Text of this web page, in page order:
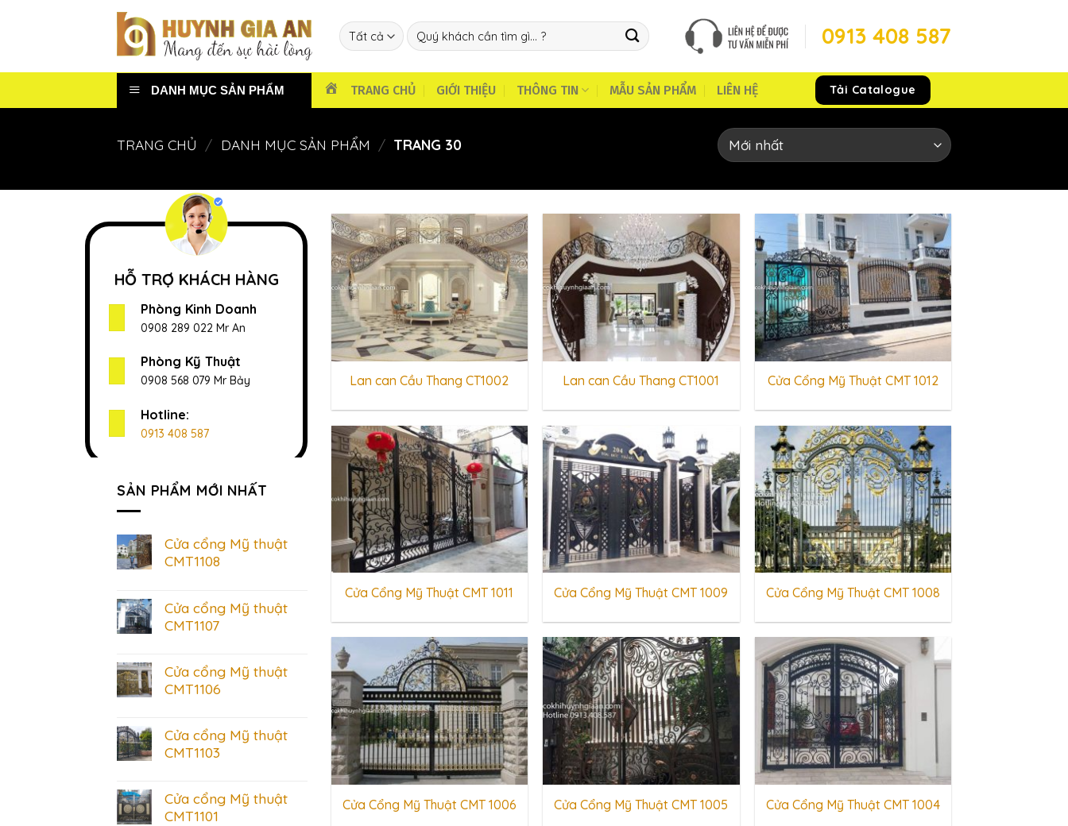
dung
Tìm
kiếm:
0913 408 587
DANH MỤC SẢN PHẨM TRANG CHỦ GIỚI THIỆU THÔNG TIN MẪU SẢN PHẨM LIÊN HỆ Tải Catalogue
TRANG CHỦ / DANH MỤC SẢN PHẨM / TRANG 30
HỖ TRỢ KHÁCH HÀNG
Phòng Kinh Doanh
0908 289 022 Mr An
Phòng Kỹ Thuật
0908 568 079 Mr Bảy
Hotline:
0913 408 587
SẢN PHẨM MỚI NHẤT
Cửa cổng Mỹ thuật
CMT1108
Cửa cổng Mỹ thuật
CMT1107
Cửa cổng Mỹ thuật
CMT1106
Cửa cổng Mỹ thuật
CMT1103
Cửa cổng Mỹ thuật
CMT1101
Lan can Cầu Thang CT1002 Lan can Cầu Thang CT1001 Cửa Cổng Mỹ Thuật CMT 1012
Cửa Cổng Mỹ Thuật CMT 1011 Cửa Cổng Mỹ Thuật CMT 1009 Cửa Cổng Mỹ Thuật CMT 1008
Cửa Cổng Mỹ Thuật CMT 1006 Cửa Cổng Mỹ Thuật CMT 1005 Cửa Cổng Mỹ Thuật CMT 1004